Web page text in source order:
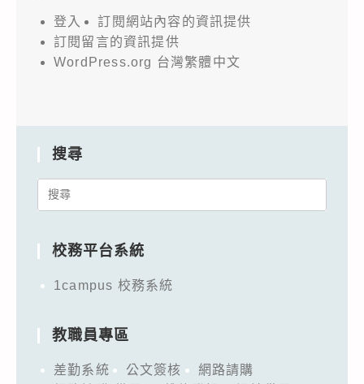
登入
訂閱網站內容的資訊提供
訂閱留言的資訊提供
WordPress.org 台灣繁體中文
搜尋
Search
校務平台系統
1campus 校務系統
教職員專區
差勤系統 公文簽核
網路請購